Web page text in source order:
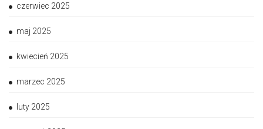
czerwiec 2025
maj 2025
kwiecień 2025
marzec 2025
luty 2025